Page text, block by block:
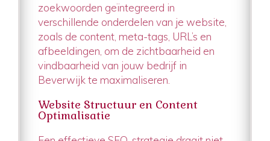
zoekwoorden geïntegreerd in
verschillende onderdelen van je website,
zoals de content, meta-tags, URL’s en
afbeeldingen, om de zichtbaarheid en
vindbaarheid van jouw bedrijf in
Beverwijk te maximaliseren.
Website Structuur en Content
Optimalisatie